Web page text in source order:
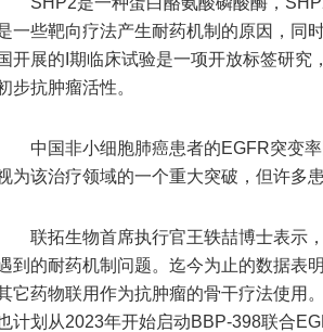
一些靶向疗法产生耐药机制的原因，同
开展的I期临床试验是一项开放标签研
步抗肿瘤活性。
中国非小细胞肺癌患者的EGFR突变
为该治疗领域的一个重大突破，但许多
联拓生物首席执行官王轶喆博士表示
到的耐药机制问题。迄今为止的数据表
它药物联用作为抗肿瘤的骨干疗法使用
计划从2023年开始启动BBP-398联合